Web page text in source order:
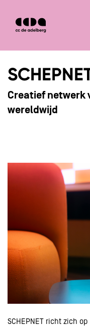
Creatief netwerk
wereldwijd
SCHEPNET richt zich